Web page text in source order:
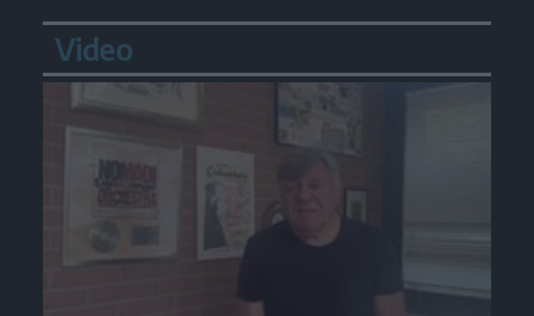
Video